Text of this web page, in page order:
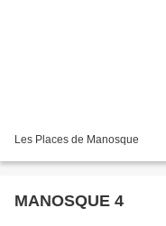
Les Places de Manosque
MANOSQUE 4